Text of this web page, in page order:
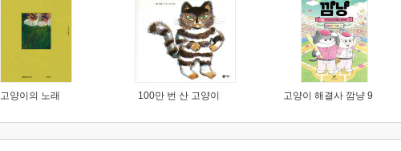
고양이의 노래 100만 번 산 고양이 고양이 해결사 깜냥 9